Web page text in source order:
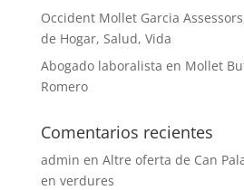
Occident Mollet Garcia
de Hogar, Salud, Vida
Abogado laboralista en Mollet
Romero
Comentarios recientes
admin en Altre oferta de Can
en verdures